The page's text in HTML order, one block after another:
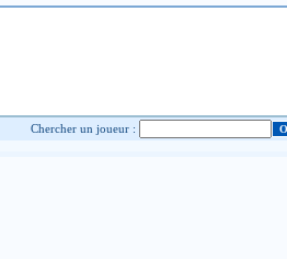
Chercher un joueur :